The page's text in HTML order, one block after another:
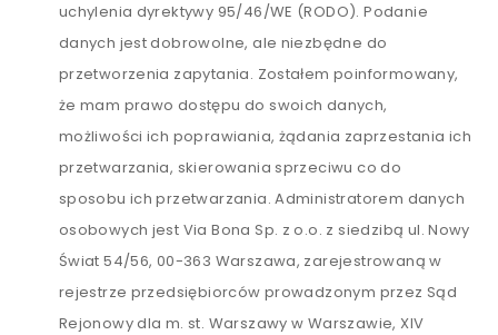
uchylenia dyrektywy 95/46/WE (RODO). Podanie
danych jest dobrowolne, ale niezbędne do
przetworzenia zapytania. Zostałem poinformowany,
że mam prawo dostępu do swoich danych,
możliwości ich poprawiania, żądania zaprzestania ich
przetwarzania, skierowania sprzeciwu co do
sposobu ich przetwarzania. Administratorem danych
osobowych jest Via Bona Sp. z o.o. z siedzibą ul. Nowy
Świat 54/56, 00-363 Warszawa, zarejestrowaną w
rejestrze przedsiębiorców prowadzonym przez Sąd
Rejonowy dla m. st. Warszawy w Warszawie, XIV